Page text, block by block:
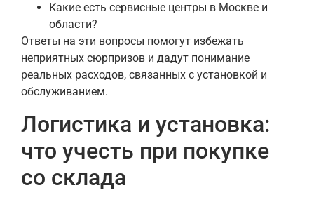
Какие есть сервисные центры в Москве и
области?
Ответы на эти вопросы помогут избежать
неприятных сюрпризов и дадут понимание
реальных расходов, связанных с установкой и
обслуживанием.
Логистика и установка:
что учесть при покупке
со склада